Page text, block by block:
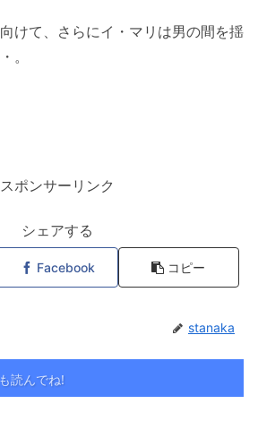
けて、さらにイ・マリは男の間を揺
。
スポンサーリンク
シェアする
Facebook コピー
stanaka
読んでね!